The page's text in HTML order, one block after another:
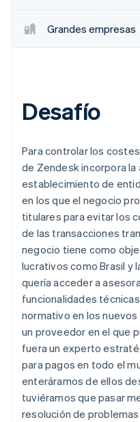
Grandes empresas
Desafío
Para controlar los
de Zendesk incorpora la
establecimiento de
en los que el negocio
titulares para evitar los
de las transacciones
negocio tiene como
lucrativos como Brasil y
quería acceder a
funcionalidades
normativo en los
un proveedor en el que
fuera un experto
para pagos en todo el
enteráramos de ellos
tuviéramos que pasar
resolución de